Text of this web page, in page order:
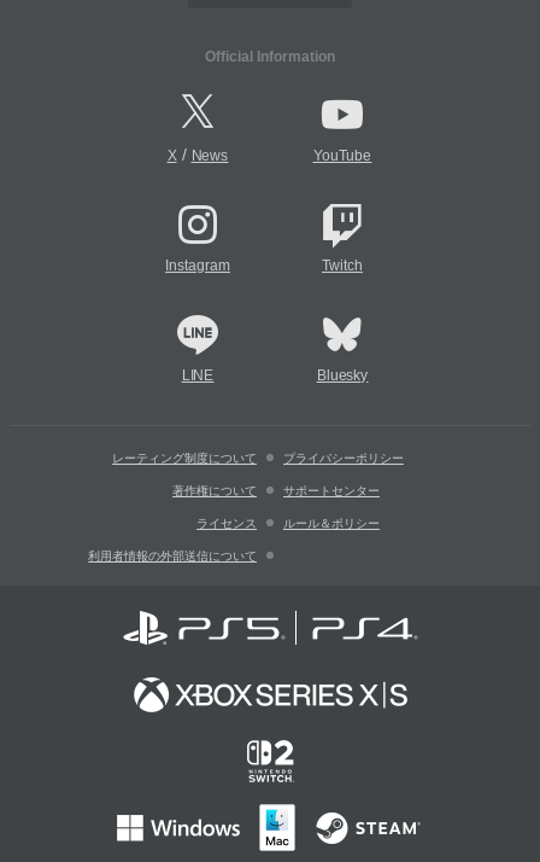
Official Information
X/ News YouTube
Instagram Twitch
LINE Bluesky
レーティング制度について プライバシーポリシー
著作権について サポートセンター
ライセンス ルール＆ポリシー
利用者情報の外部送信について